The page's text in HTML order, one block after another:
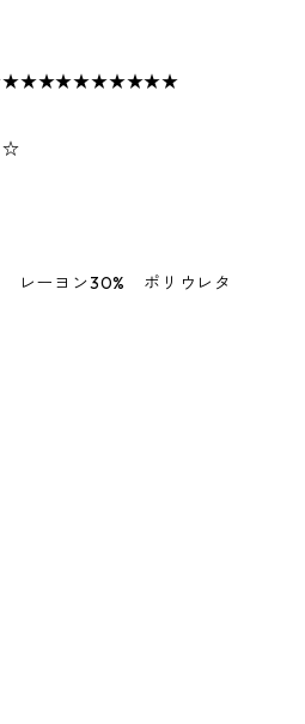
☆
レーヨン30% ポリウレタ